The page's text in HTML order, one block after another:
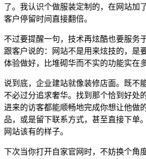
了。我认识个做服装定制的，在网站加
客户停留时间直接翻倍。
不过要提醒一句，技术再炫酷也要服务
跟客户说的：网站不是用来炫技的，是
体验做好，比堆砌华而不实的功能实在多
说到底，企业建站就像装修店面。既不
不必过分追求奢华。找到那个恰到好处
进来的访客都能顺畅地完成你想让他
品，或是留下联系方式，甚至直接下单
网站该有的样子。
下次当你打开自家官网时，不妨换个角